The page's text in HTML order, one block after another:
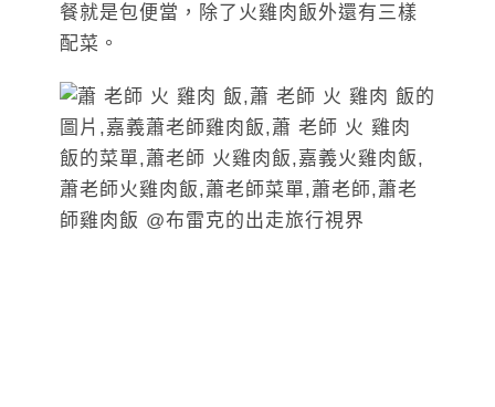
餐就是包便當，除了火雞肉飯外還有三樣
配菜。